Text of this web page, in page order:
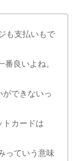
も支払いもで
良いよね。
ができないっ
トカードは
っていう意味